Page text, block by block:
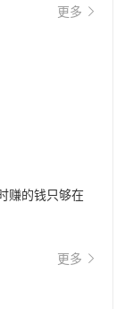
更多
赚的钱只够在
更多